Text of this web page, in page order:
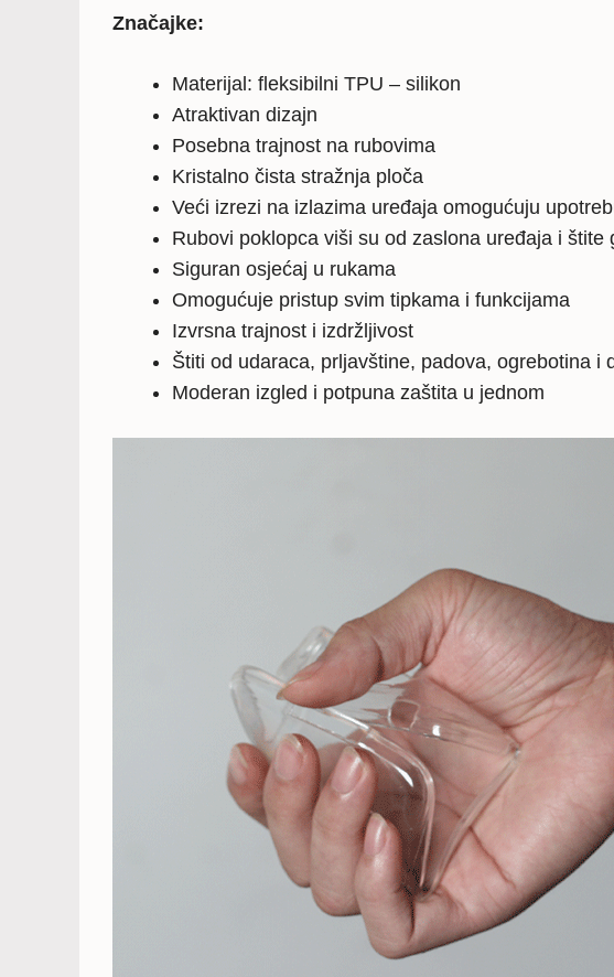
Značajke:
Materijal: fleksibilni TPU – silikon
Atraktivan dizajn
Posebna trajnost na rubovima
Kristalno čista stražnja ploča
Veći izrezi na izlazima uređaja omogućuju
Rubovi poklopca viši su od zaslona uređaja i
Siguran osjećaj u rukama
Omogućuje pristup svim tipkama i funkcijama
Izvrsna trajnost i izdržljivost
Štiti od udaraca, prljavštine, padova, ogrebotina i
Moderan izgled i potpuna zaštita u jednom